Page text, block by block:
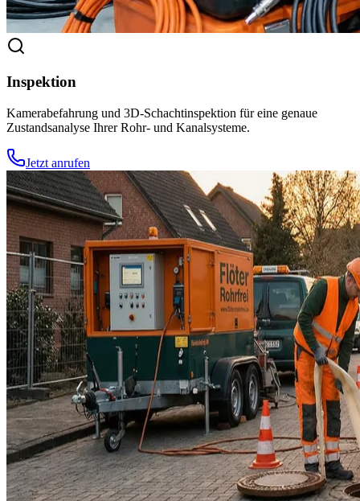
Inspektion
Kamerabefahrung und 3D-Schachtinspektion für eine genaue
Zustandsanalyse Ihrer Rohr- und Kanalsysteme.
Jetzt anrufen